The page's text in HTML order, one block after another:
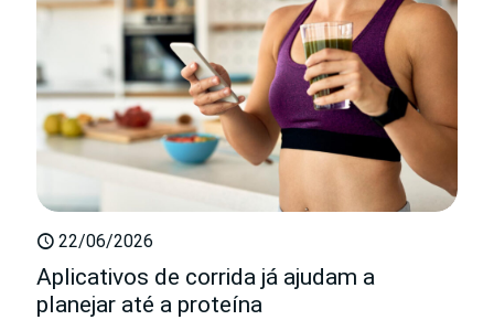
22/06/2026
Aplicativos de corrida já ajudam a
planejar até a proteína